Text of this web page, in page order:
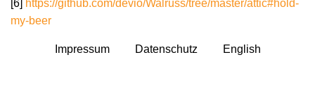
[6] https://github.com/devio/Walruss/tree/master/attic#hold-
my-beer
Impressum Datenschutz English